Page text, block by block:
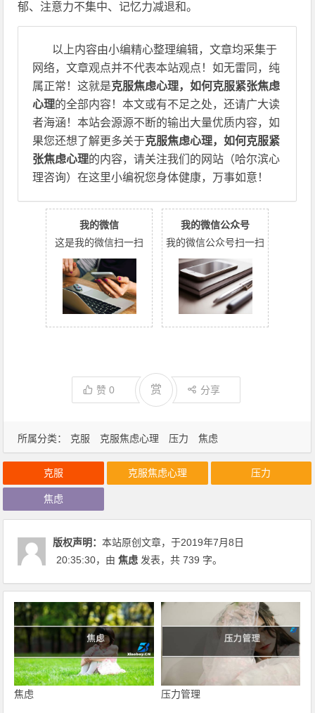
所属分类： 克服 克服焦虑心理 压力 焦虑
郁、注意力不集中、记忆力减退和。
以上内容由小编精心整理编辑，文章均采集于
网络，文章观点并不代表本站观点！如无雷同，纯
属正常！这就是克服焦虑心理，如何克服紧张焦虑
心理的全部内容！本文或有不足之处，还请广大读
者海涵！本站会源源不断的输出大量优质内容，如
果您还想了解更多关于克服焦虑心理，如何克服紧
张焦虑心理的内容，请关注我们的网站（哈尔滨心
理咨询）在这里小编祝您身体健康，万事如意！
我的微信
这是我的微信扫一扫
我的微信公众号
我的微信公众号扫一扫
赞0 赏 分享
克服 克服焦虑心理 压力
焦虑
版权声明：本站原创文章，于2019年7月8日
20:35:30，由焦虑 发表，共 739 字。
焦虑 压力管理